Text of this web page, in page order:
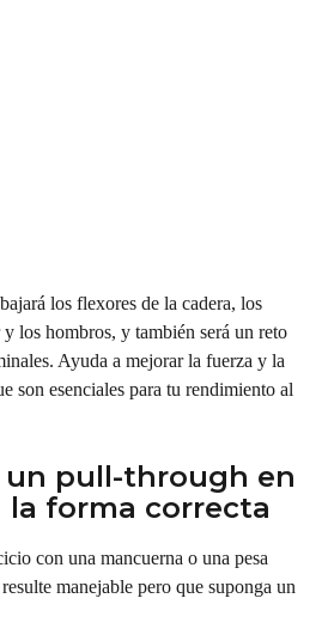
los flexores de la cadera, los
los hombros, y también será un reto
Ayuda a mejorar la fuerza y la
son esenciales para tu rendimiento al
un pull-through en
la forma correcta
con una mancuerna o una pesa
manejable pero que suponga un